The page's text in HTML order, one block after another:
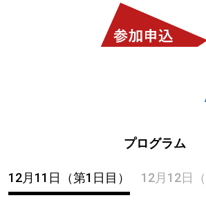
プログラム
12月11日（第1日目） 12月12日（